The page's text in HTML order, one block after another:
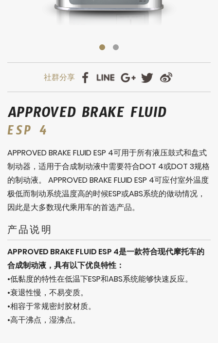
APPROVED BRAKE FLUID
ESP 4
APPROVED BRAKE FLUID ESP 4可用于所有液压鼓式和盘式
制动器，适用于合成制动液中需要符合DOT 4或DOT 3规格
的制动液。 APPROVED BRAKE FLUID ESP 4可应付室外温度
极低而制动系统温度高的时候ESP或ABS系统的做动情况，
因此是大多数现代乘用车的首选产品。
产品说明
APPROVED BRAKE FLUID ESP 4是一款符合现代摩托车的
合成制动液，具有以下优良特性：
•低黏度的特性在低温下ESP和ABS系统能够快速反应。
•衰退性慢，不易变质。
•相容于常规密封胶材质。
•高干沸点，湿沸点。